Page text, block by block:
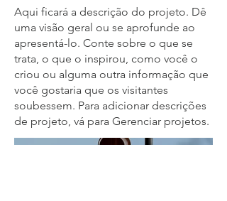
Aqui ficará a descrição do projeto. Dê
uma visão geral ou se aprofunde ao
apresentá-lo. Conte sobre o que se
trata, o que o inspirou, como você o
criou ou alguma outra informação que
você gostaria que os visitantes
soubessem. Para adicionar descrições
de projeto, vá para Gerenciar projetos.